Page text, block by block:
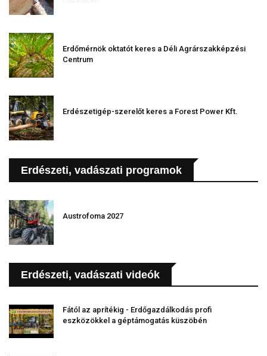
Erdőmérnök oktatót keres a Déli Agrárszakképzési
Centrum
Erdészetigép-szerelőt keres a Forest Power Kft.
Erdészeti, vadászati programok
Austrofoma 2027
Erdészeti, vadászati videók
Fától az aprítékig - Erdőgazdálkodás profi
eszközökkel a géptámogatás küszöbén